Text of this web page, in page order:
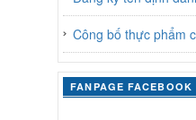
Công bố thực phẩm
FANPAGE FACEBOOK